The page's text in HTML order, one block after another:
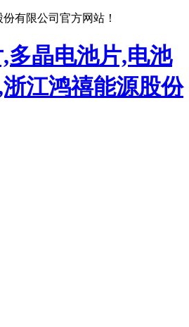
有限公司官方网站！